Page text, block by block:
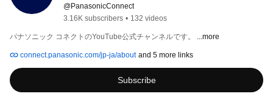
@PanasonicConnect
3.16K subscribers • 132 videos
パナソニック コネクトのYouTube公式チャンネルです。 ...more
connect.panasonic.com/jp-ja/about and 5 more links
Subscribe